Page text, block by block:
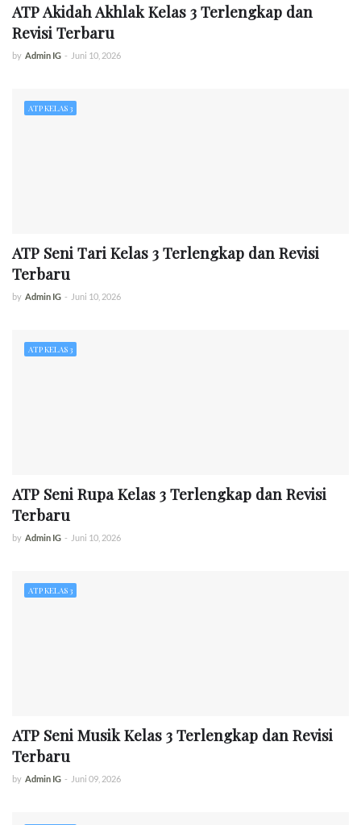
ATP Akidah Akhlak Kelas 3 Terlengkap dan
Revisi Terbaru
by Admin IG - Juni 10, 2026
ATP KELAS 3
ATP Seni Tari Kelas 3 Terlengkap dan Revisi
Terbaru
by Admin IG - Juni 10, 2026
ATP KELAS 3
ATP Seni Rupa Kelas 3 Terlengkap dan Revisi
Terbaru
by Admin IG - Juni 10, 2026
ATP KELAS 3
ATP Seni Musik Kelas 3 Terlengkap dan Revisi
Terbaru
by Admin IG - Juni 09, 2026